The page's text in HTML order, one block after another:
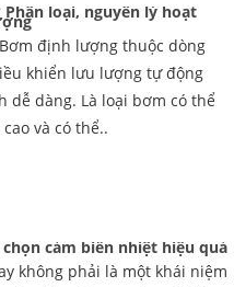
loại, nguyên lý hoạt
định lượng thuộc dòng
khiển lưu lượng tự động
dễ dàng. Là loại bơm có thể
và có thể..
cảm biến nhiệt hiệu quả
không phải là một khái niệm